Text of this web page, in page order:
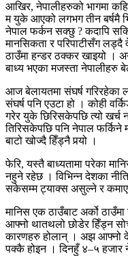
आखिर, नेपालीहरुको भागमा
म युके आएको लगभग तीन बर्षमै
नेपाल फर्कन सक्छु ? कदापि
मानसिकता र परिपाटीसँग लड्दै
ठाउँमा हन्डर ठक्कर खाइयो ।
बाध्य भएका मजस्ता नेपालीहरु
आज बेलायतमा संघर्ष गरिरहेका
संघर्ष पनि एउटा हो । कोही
गरेर युके छिरिसकेपछि त्यो
तिरिसकेपछि पनि नेपाल
बाटो खोज्दै हिँड्नै पर्‍यो ।
फेरि, यस्तै बाध्यतामा परेका
नहुने रहेछ । विभिन्न देशका
सकेसम्म ट्याक्स असुल्ने र
मानिस एक ठाउँबाट अर्को
आफ्नो थातथलो छोडेर हिँड्न
कारणहरु होलान् । अझ आफ्नो
पक्कै होइन । दिनहुँ ४–५ हजार